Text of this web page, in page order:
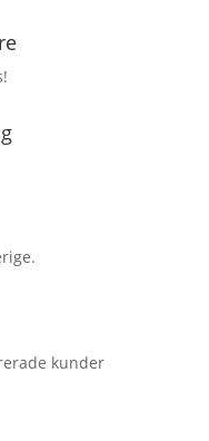
kunder